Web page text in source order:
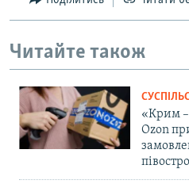
Читайте також
«Крим –
Ozon